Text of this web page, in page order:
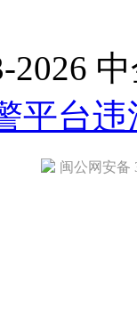
平台违
闽公网安备